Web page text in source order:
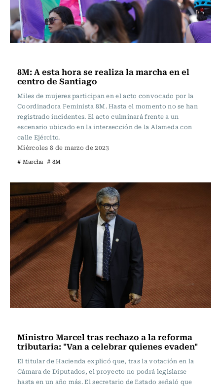
8M: A esta hora se realiza la marcha en el
centro de Santiago
Miles de mujeres participan en el acto convocado por la
Coordinadora Feminista 8M. Hasta el momento no se han
registrado incidentes. El acto culminará frente a un
escenario ubicado en la intersección de la Alameda con
calle Ejército.
Miércoles 8 de marzo de 2023
# Marcha # 8M
Ministro Marcel tras rechazo a la reforma
tributaria: "Van a celebrar quienes evaden"
El titular de Hacienda explicó que, tras la votación en la
Cámara de Diputados, el proyecto no podrá legislarse
hasta en un año más. El secretario de Estado señaló que